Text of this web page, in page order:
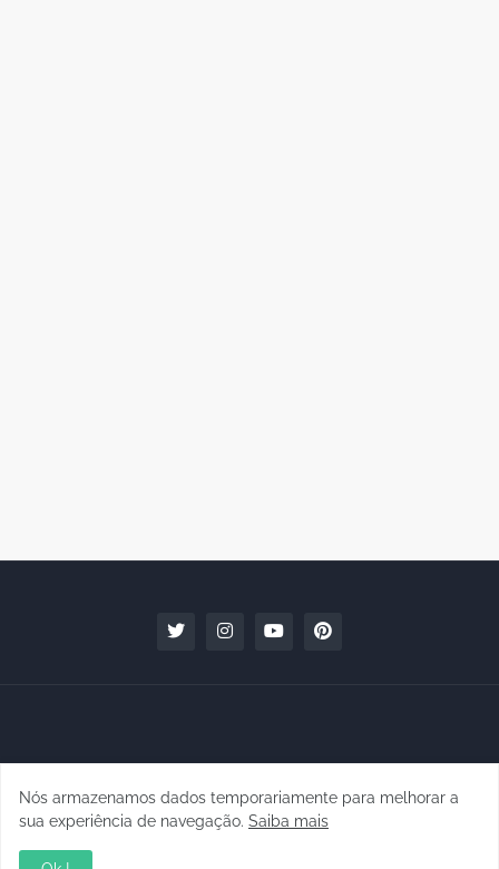
Copyright © 2010 - 2026 | raphanomundo
Nós armazenamos dados temporariamente para melhorar a
sua experiência de navegação. Saiba mais